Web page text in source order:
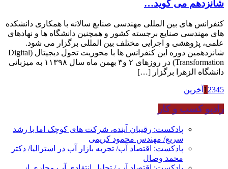
شانزدهم می گوید…
کنفرانس های بین المللی مهندسی صنایع سالانه با همکاری دانشکده
های مهندسی صنایع برجسته کشور و همچنین دانشگاه ها و نهادهای
علمی، پژوهشی و اجرایی مختلف بین المللی برگزار می شود.
شانزدهمین دوره این کنفرانس ها با محوریت تحول دیجیتال (Digital
Transformation) در روزهای ۲ و۳ بهمن ماه سال ۱۱۳۹۸ به میزبانی
دانشگاه الزهرا برگزار […]
1 2345 آخرین
رادیو کسب و کار
پادکست: رقیبان آینده، شرکت های کوچک اما با رشد
سریع/ مهندس محمود کریمی
پادکست: اقتصاد آب/ تجربه بازار آب در استرالیا/ دکتر
محمد وصال